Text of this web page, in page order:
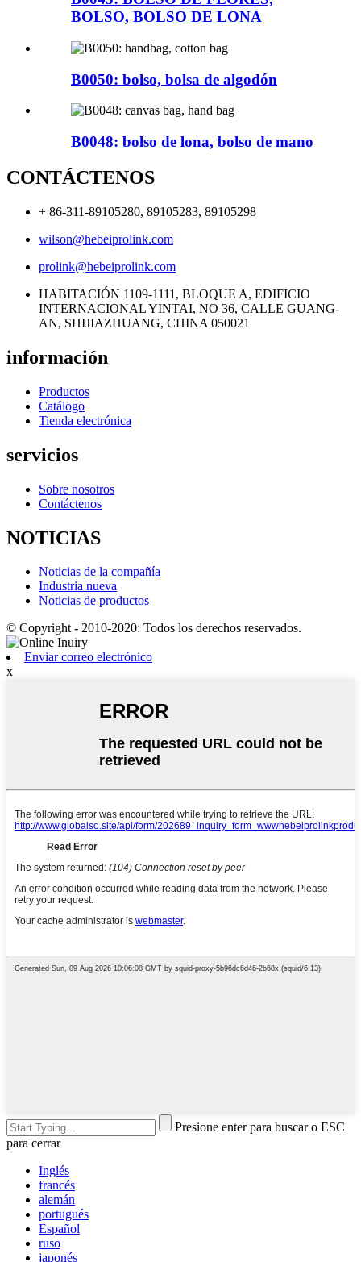
BOLSO, BOLSO DE LONA
B0050: bolso, bolsa de algodón
B0048: bolso de lona, ​​bolso de mano
CONTÁCTENOS
+ 86-311-89105280, 89105283, 89105298
wilson@hebeiprolink.com
prolink@hebeiprolink.com
HABITACIÓN 1109-1111, BLOQUE A, EDIFICIO
INTERNACIONAL YINTAI, NO 36, CALLE GUANG-
AN, SHIJIAZHUANG, CHINA 050021
información
Productos
Catálogo
Tienda electrónica
servicios
Sobre nosotros
Contáctenos
NOTICIAS
Noticias de la compañía
Industria nueva
Noticias de productos
© Copyright - 2010-2020: Todos los derechos reservados.
Enviar correo electrónico
x
Presione enter para buscar o ESC
para cerrar
Inglés
francés
alemán
portugués
Español
ruso
japonés